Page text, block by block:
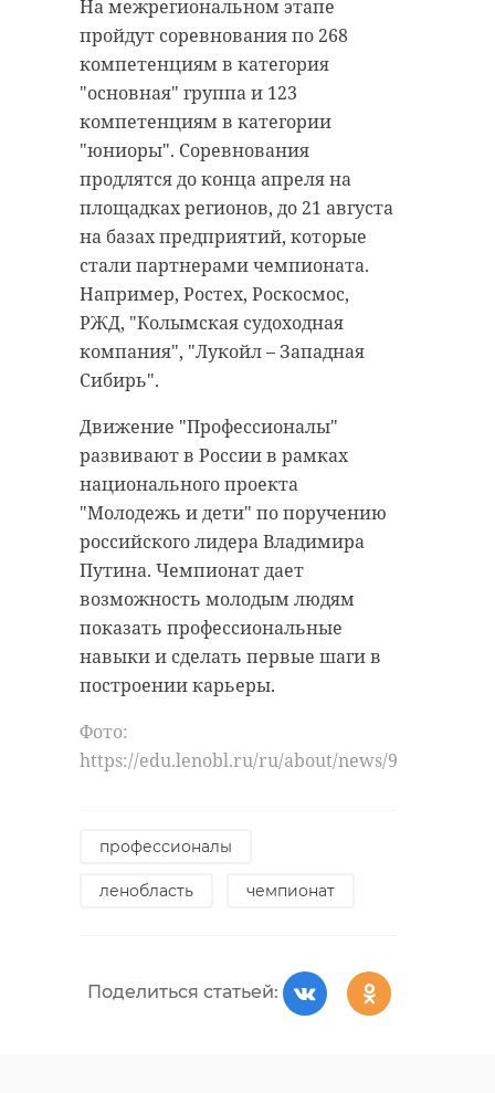
На межрегиональном этапе
пройдут соревнования по 268
компетенциям в категория
"основная" группа и 123
компетенциям в категории
"юниоры". Соревнования
продлятся до конца апреля на
площадках регионов, до 21 августа
на базах предприятий, которые
стали партнерами чемпионата.
Например, Ростех, Роскосмос,
РЖД, "Колымская судоходная
компания", "Лукойл – Западная
Сибирь".
Движение "Профессионалы"
развивают в России в рамках
национального проекта
"Молодежь и дети" по поручению
российского лидера Владимира
Путина. Чемпионат дает
возможность молодым людям
показать профессиональные
навыки и сделать первые шаги в
построении карьеры.
Фото:
https://edu.lenobl.ru/ru/about/news/92830/
профессионалы
ленобласть чемпионат
Поделиться статьей:
Ленинградской области.
В Инженерном доме
Петропавловской крепости
открылась выставка, доступная
для всех желающих. В экспозиции
представлены подлинные
артефакты разных эпох, а также
интерактивные и инклюзивные
модели. Посетители могут,
например, потрогать макет
крепости Орешек или собрать
собственную крепость из кубиков.
Научная программа конгресса
продлится до 5 апреля.
Как отметила Светлана Журова,
само предварительное
голосование в 2026 году пройдет в
онлайн-формате с
подтверждением через Госуслуги.
По ее словам, это - важный этап,
где кандидаты могут заявить о
себе и оценить свои возможности.
Подать заявку могут все, кто хочет
работать на развитие
Ленинградской области.
Также она сообщила, что 14
апреля в Гатчине пройдет
региональный отчетный форум по
Народной программе партии. Она
была принята в 2021 году и
сформирована с учетом
предложений жителей 47 региона.
Депутат подчеркнула, что
рассчитывает на поддержку
жителей и продолжение
совместной работы в составе
сильной команды.
"Нам нужна сильная
рассчитываю на
доверие
совместной работы!"
- отметила Светлана